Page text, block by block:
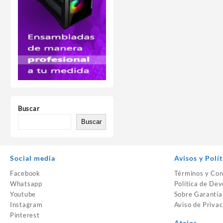
Buscar
Buscar
Social media
Facebook
Whatsapp
Youtube
Instagram
Pinterest
Avisos y
Términos y
Política de
Sobre
Aviso de